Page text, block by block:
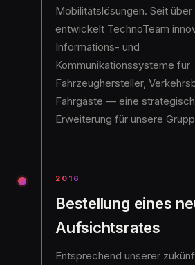
Mobilitätslösungen. Seit über
entwickelt TechnoTeam
Informations- und
Kommunikationssysteme für
Fahrzeughersteller,
Fahrgäste — eine
Erweiterung für unsere
2016
Bestellung eines
Aufsichtsrates
Entsprechend unserer